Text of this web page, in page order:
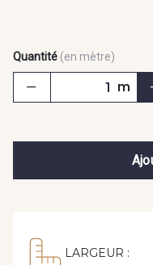
Quantité (en mètre)
m
LARGEUR :